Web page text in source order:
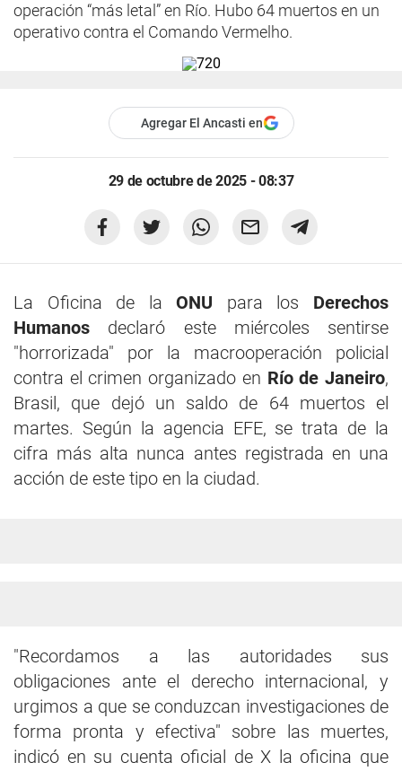
operación “más letal” en Río. Hubo 64 muertos en un
operativo contra el Comando Vermelho.
Agregar El Ancasti en
29 de octubre de 2025 - 08:37
La Oficina de laONU para los Derechos
Humanos declaró este miércoles sentirse
"horrorizada" por la macrooperación policial
contra el crimen organizado en Río de Janeiro,
Brasil, que dejó un saldo de 64 muertos el
martes. Según la agencia EFE, se trata de la
cifra más alta nunca antes registrada en una
acción de este tipo en la ciudad.
"Recordamos a las autoridades sus
obligaciones ante el derecho internacional, y
urgimos a que se conduzcan investigaciones de
forma pronta y efectiva" sobre las muertes,
indicó en su cuenta oficial de X la oficina que